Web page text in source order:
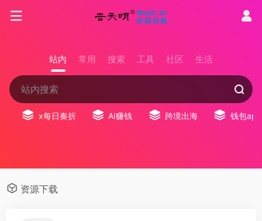
站内 常用 搜索 工具 社区 生活
x每日奏折 AI赚钱 跨境出海 钱包app
资源下载